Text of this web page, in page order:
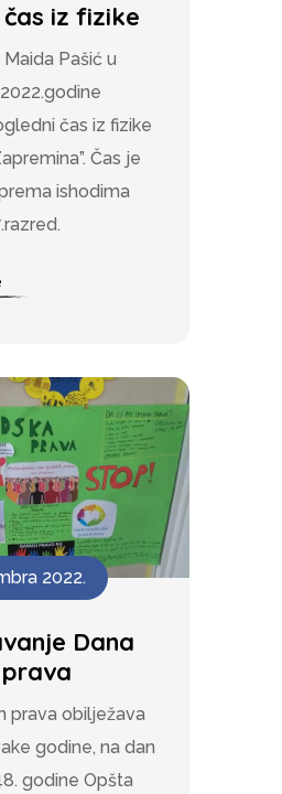
iz fizike
Pašić u
čas iz fizike
Čas je
ishodima
2022.
Dana
prava obilježava
godine, na dan
godine Opšta